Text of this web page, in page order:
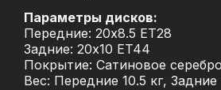
Параметры дисков:
Передние: 20x8.5 ET28
Задние: 20x10 ET44
Покрытие: Сатиновое
Вес: Передние 10.5 кг, Задние